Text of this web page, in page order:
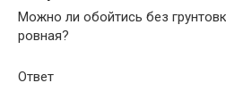
Можно ли обойтись без
ровная?
Ответ